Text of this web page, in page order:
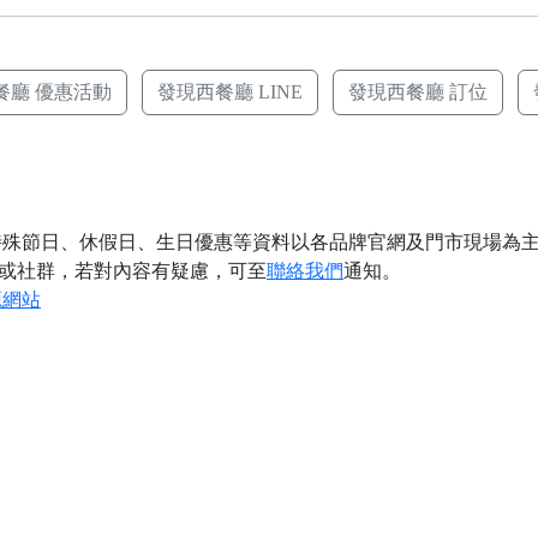
廳 優惠活動 發現西餐廳 LINE 發現西餐廳 訂位
節日、休假日、生日優惠等資料以各品牌官網及門市現場為
社群，若對內容有疑慮，可至聯絡我們通知。
站